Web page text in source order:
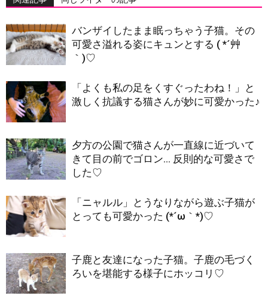
バンザイしたまま眠っちゃう子猫。その
可愛さ溢れる姿にキュンとする ( *´艸
｀)♡
「よくも私の足をくすぐったわね！」と
激しく抗議する猫さんが妙に可愛かった♪
夕方の公園で猫さんが一直線に近づいて
きて目の前でゴロン… 反則的な可愛さで
した♡
「ニャルル」とうなりながら遊ぶ子猫が
とっても可愛かった (*´ω｀*)♡
子鹿と友達になった子猫。子鹿の毛づく
ろいを堪能する様子にホッコリ♡